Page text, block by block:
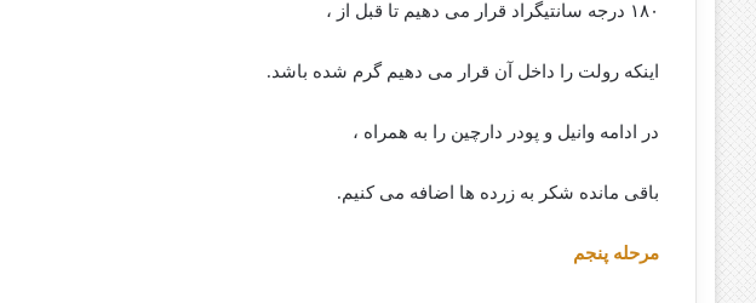
۱۸۰ درجه سانتیگراد قرار می دهیم تا قبل از ،
اینکه رولت را داخل آن قرار می دهیم گرم شده باشد.
در ادامه وانیل و پودر دارچین را به همراه ،
باقی مانده شکر به زرده ها اضافه می کنیم.
مرحله پنجم